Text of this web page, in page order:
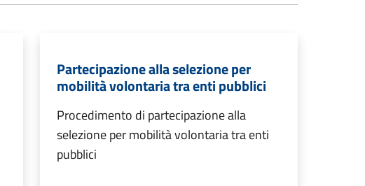
Partecipazione alla selezione per
mobilità volontaria tra enti pubblici
Procedimento di partecipazione alla
selezione per mobilità volontaria tra enti
pubblici